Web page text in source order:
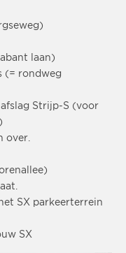
laan)
(= rondweg
Strijp-S (voor
over.
SX parkeerterrein
SX